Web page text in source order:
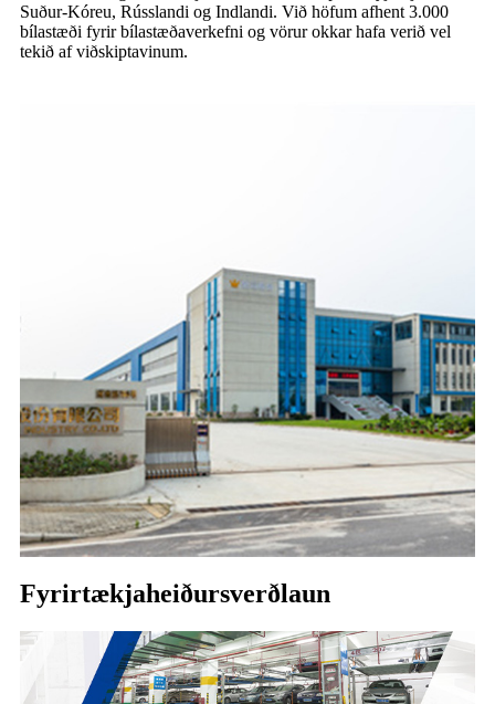
Suður-Kóreu, Rússlandi og Indlandi. Við höfum afhent 3.000
bílastæði fyrir bílastæðaverkefni og vörur okkar hafa verið vel
tekið af viðskiptavinum.
Fyrirtækjaheiðursverðlaun